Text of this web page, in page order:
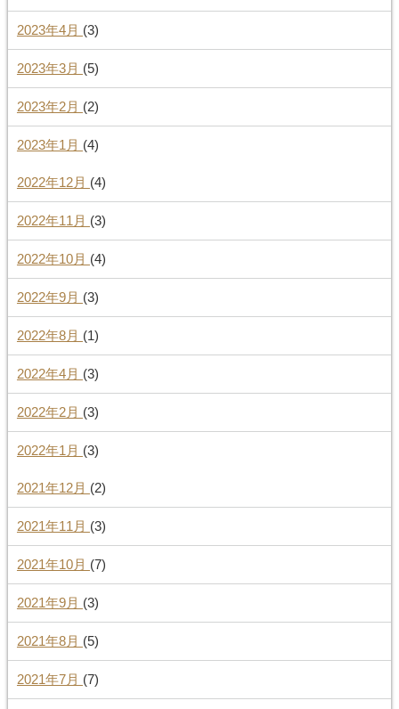
2023年4月 (3)
2023年3月 (5)
2023年2月 (2)
2023年1月 (4)
2022年12月 (4)
2022年11月 (3)
2022年10月 (4)
2022年9月 (3)
2022年8月 (1)
2022年4月 (3)
2022年2月 (3)
2022年1月 (3)
2021年12月 (2)
2021年11月 (3)
2021年10月 (7)
2021年9月 (3)
2021年8月 (5)
2021年7月 (7)